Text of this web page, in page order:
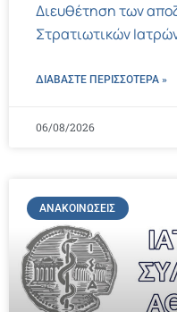
Διευθέτηση των
Στρατιωτικών
ΔΙΑΒΑΣΤΕ ΠΕΡΙΣΣΌΤΕΡΑ »
06/08/2026
ΑΝΑΚΟΙΝΏΣΕΙΣ